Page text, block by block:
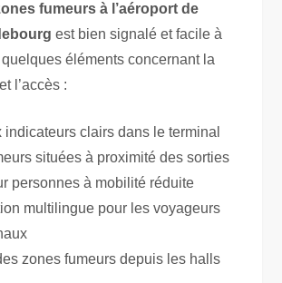
fumeurs à l’aéroport de
est bien signalé et facile à
éléments concernant la
l’accès :
indicateurs clairs dans le terminal
situées à proximité des sorties
personnes à mobilité réduite
multilingue pour les voyageurs
zones fumeurs depuis les halls